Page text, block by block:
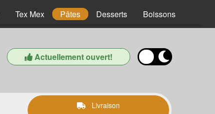
Tex Mex Pâtes Desserts Boissons
Actuellement ouvert!
Livraison